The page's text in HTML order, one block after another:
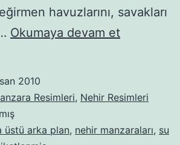
havuzlarını, savakları
Okumaya devam etManzara
2010
Resimleri, Nehir Resimleri
üstü arka plan, nehir manzaraları, su